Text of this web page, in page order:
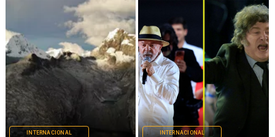
INTERNACIONAL INTERNACIONAL